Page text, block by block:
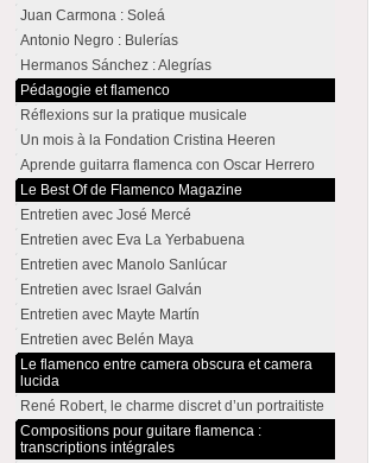
Juan Carmona : Soleá
Antonio Negro : Bulerías
Hermanos Sánchez : Alegrías
Pédagogie et flamenco
Réflexions sur la pratique musicale
Un mois à la Fondation Cristina Heeren
Aprende guitarra flamenca con Oscar Herrero
Le Best Of de Flamenco Magazine
Entretien avec José Mercé
Entretien avec Eva La Yerbabuena
Entretien avec Manolo Sanlúcar
Entretien avec Israel Galván
Entretien avec Mayte Martín
Entretien avec Belén Maya
Le flamenco entre camera obscura et camera
lucida
René Robert, le charme discret d’un portraitiste
Compositions pour guitare flamenca :
transcriptions intégrales